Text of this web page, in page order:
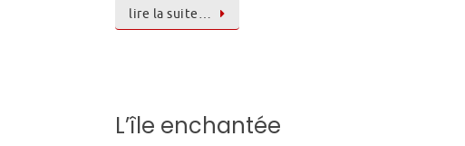
lire la suite…
L’île enchantée